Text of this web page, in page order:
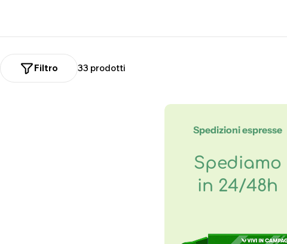
e
:
33 prodotti
Filtro
Spedizioni espresse
Spediamo
in 24/48h